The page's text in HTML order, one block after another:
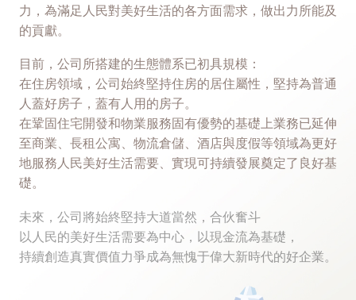
力，為滿足人民對美好生活的各方面需求，做出力所能及
的貢獻。
目前，公司所搭建的生態體系已初具規模：
在住房領域，公司始終堅持住房的居住屬性，堅持為普通
人蓋好房子，蓋有人用的房子。
在鞏固住宅開發和物業服務固有優勢的基礎上業務已延伸
至商業、長租公寓、物流倉儲、酒店與度假等領域為更好
地服務人民美好生活需要、實現可持續發展奠定了良好基
礎。
未來，公司將始終堅持大道當然，合伙奮斗
以人民的美好生活需要為中心，以現金流為基礎，
持續創造真實價值力爭成為無愧于偉大新時代的好企業。